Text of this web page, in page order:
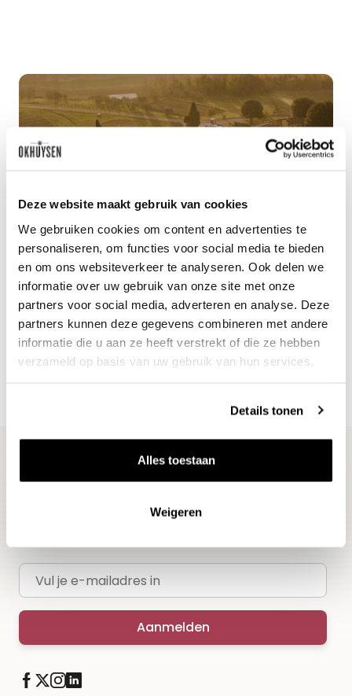
Deze website maakt gebruik van cookies
We gebruiken cookies om content en advertenties te
personaliseren, om functies voor social media te bieden
en om ons websiteverkeer te analyseren. Ook delen we
informatie over uw gebruik van onze site met onze
partners voor social media, adverteren en analyse. Deze
partners kunnen deze gegevens combineren met andere
informatie die u aan ze heeft verstrekt of die ze hebben
verzameld op basis van uw gebruik van hun services.
Details tonen
Alles toestaan
Weigeren
Benieuwd naar ons
wijnaanbod?
Ontdek meer
Blijf op de hoogte
Ontvang het laatste wijnnieuws, proeverijen en
E-mailadres
Aanmelden